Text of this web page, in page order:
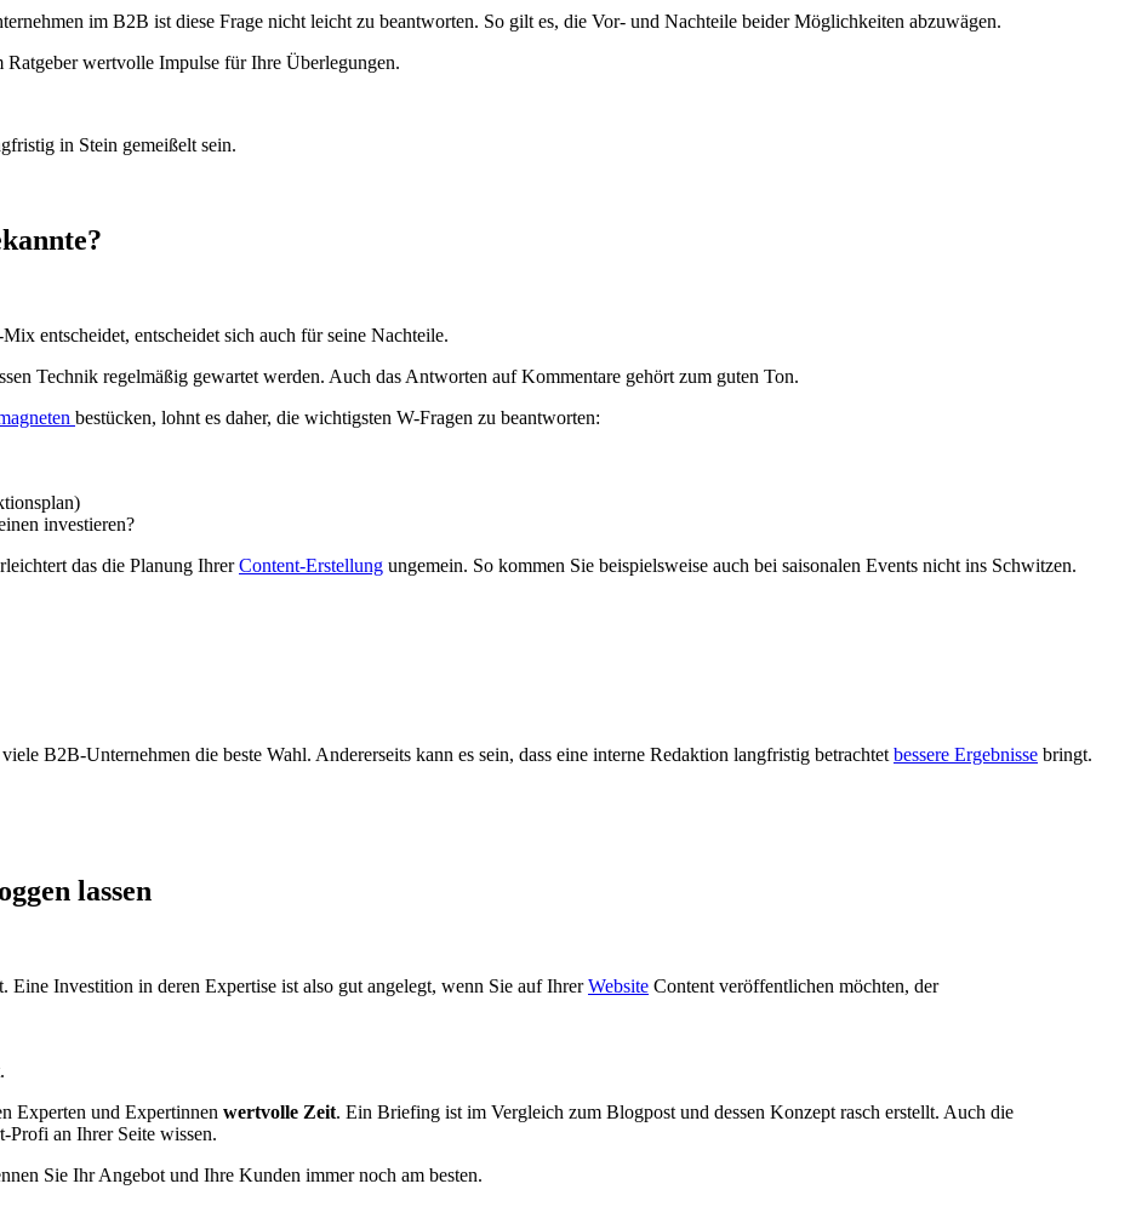
im B2B ist diese Frage nicht leicht zu beantworten. So gilt es, die Vor- und Nachteile beider Möglichkeiten abzuwägen.
wertvolle Impulse für Ihre Überlegungen.
in Stein gemeißelt sein.
entscheidet, entscheidet sich auch für seine Nachteile.
Technik regelmäßig gewartet werden. Auch das Antworten auf Kommentare gehört zum guten Ton.
bestücken, lohnt es daher, die wichtigsten W-Fragen zu beantworten:
investieren?
das die Planung IhrerContent-Erstellung ungemein. So kommen Sie beispielsweise auch bei saisonalen Events nicht ins Schwitzen.
B2B-Unternehmen die beste Wahl. Andererseits kann es sein, dass eine interne Redaktion langfristig betrachtetbessere Ergebnisse bringt.
lassen
Investition in deren Expertise ist also gut angelegt, wenn Sie auf IhrerWebsite Content veröffentlichen möchten, der
Experten und Expertinnen wertvolle Zeit. Ein Briefing ist im Vergleich zum Blogpost und dessen Konzept rasch erstellt. Auch die
Profi an Ihrer Seite wissen.
Sie Ihr Angebot und Ihre Kunden immer noch am besten.